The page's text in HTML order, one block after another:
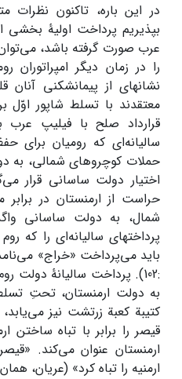
در این باره، تاکنون نظرات
بپذیریم پرداخت اولیۀ بخشی
عرب صورت گرفته باشد،
را در زمان دیگر
نشانه­ای از پیمان­شکنی آنان
معتقدند با تسلط شاپور اوّل
قرارداد صلح با فیلیپ عرب
سالیانه‌ای که رومیان برای
حملات کوچروهای شمالی، به
اختیار دولت ساسانی قرار
حراست از ارمنستان در
شمال، به دولت ساسانی
پرداخت­های سالیانه‌ای را که
باید می‌پرداخت «خراج»
:102). پرداخت سالیانۀ دولت
به دولت ارمنستان، تحتِ
کتیبة کعبة زرتشت نیز
قیصر را برابر با تباه ساختن
ارمنستان عنوان می‌کند.
ارمنیه را تباه کرد» (عریان، همان بند